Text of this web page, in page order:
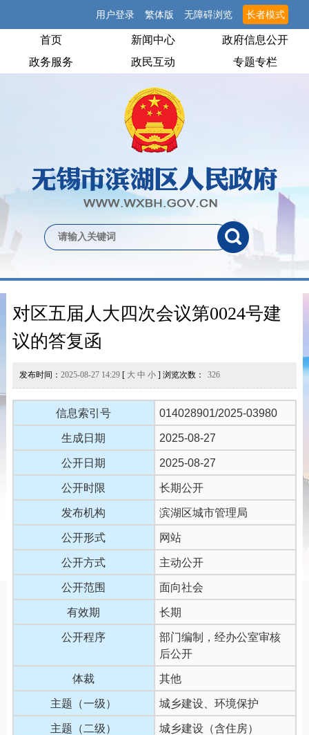
用户登录 繁体版 无障碍浏览 长者模式
首页 新闻中心
政府信息公开
政务服务
政民互动 专题专栏
对区五届人大四次会议第0024号建
议的答复函
发布时间： 2025-08-27 14:29[ 大 中 小] 浏览次数： 326
信息索引号 014028901/2025-03980
生成日期 2025-08-27
公开日期 2025-08-27
公开时限 长期公开
发布机构 滨湖区城市管理局
公开形式 网站
公开方式 主动公开
公开范围 面向社会
有效期 长期
公开程序
部门编制，经办公室审核
后公开
体裁 其他
主题（一级） 城乡建设、环境保护
主题（二级） 城乡建设（含住房）